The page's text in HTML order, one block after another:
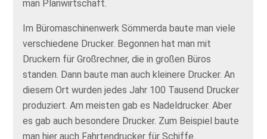
man Planwirtschaft.
Im Büromaschinenwerk Sömmerda baute man viele
verschiedene Drucker. Begonnen hat man mit
Druckern für Großrechner, die in großen Büros
standen. Dann baute man auch kleinere Drucker. An
diesem Ort wurden jedes Jahr 100 Tausend Drucker
produziert. Am meisten gab es Nadeldrucker. Aber
es gab auch besondere Drucker. Zum Beispiel baute
man hier auch Fahrtendrucker für Schiffe.